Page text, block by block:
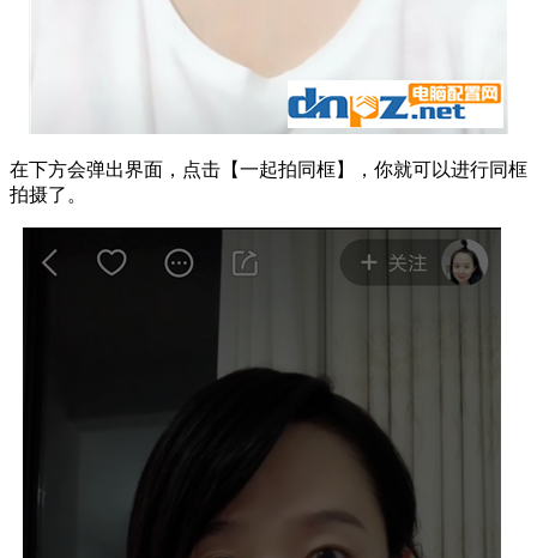
在下方会弹出界面，点击【一起拍同框】，你就可以进行同框
拍摄了。